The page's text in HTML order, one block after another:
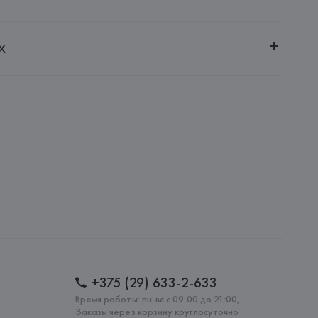
г. Минск, ул. Рафиева, д. 64, помещение 2-27
+375 (29) 633-2-633
Время работы: пн-вс с 09:00 до 21:00,
Заказы через корзину круглосуточно